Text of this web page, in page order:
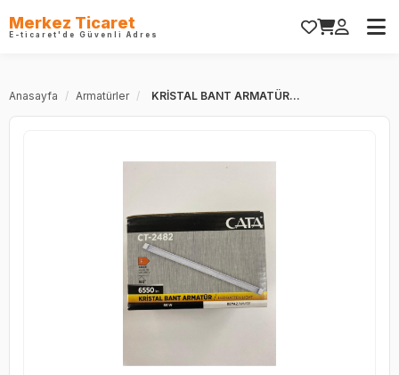
Merkez Ticaret
E-ticaret'de Güvenli Adres
Anasayfa / Armatürler / KRİSTAL BANT ARMATÜR...